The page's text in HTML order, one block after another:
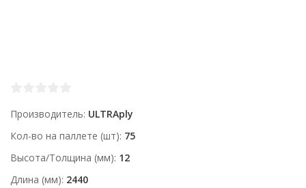
Производитель ULTRAply
Кол-во на паллете (шт) 75
Высота/Толщина (мм) 12
Длина (мм) 2440